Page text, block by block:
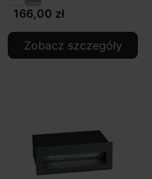
166,00 zł
Zobacz szczegóły